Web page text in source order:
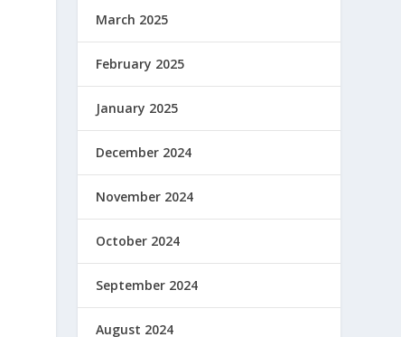
March 2025
February 2025
January 2025
December 2024
November 2024
October 2024
September 2024
August 2024